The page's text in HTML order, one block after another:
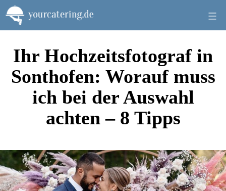
Zum
Inhalt
springen
Ihr Hochzeitsfotograf in
Sonthofen: Worauf muss
ich bei der Auswahl
achten – 8 Tipps